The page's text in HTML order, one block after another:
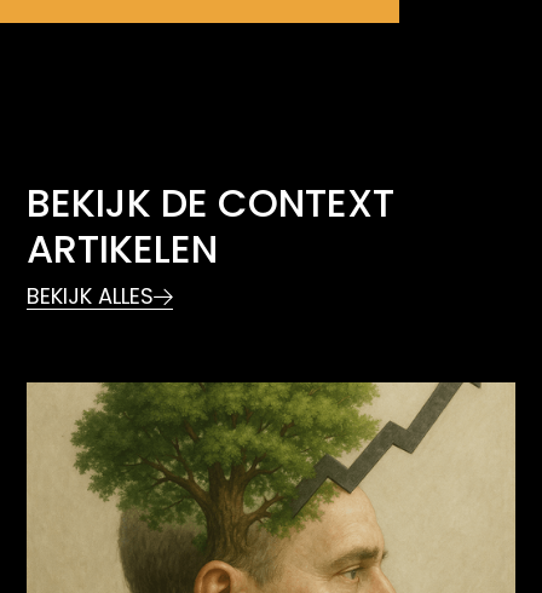
BEKIJK DE CONTEXT
ARTIKELEN
BEKIJK ALLES